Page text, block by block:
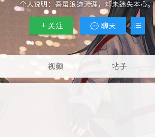
个人说明： 吾虽浪迹天涯，却未迷失本心。
关注 聊天
视频 帖子